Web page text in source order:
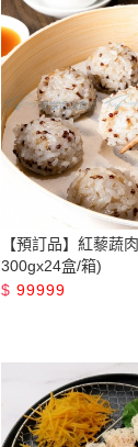
【預訂品】紅藜蔬
300gx24盒/箱)
$99999